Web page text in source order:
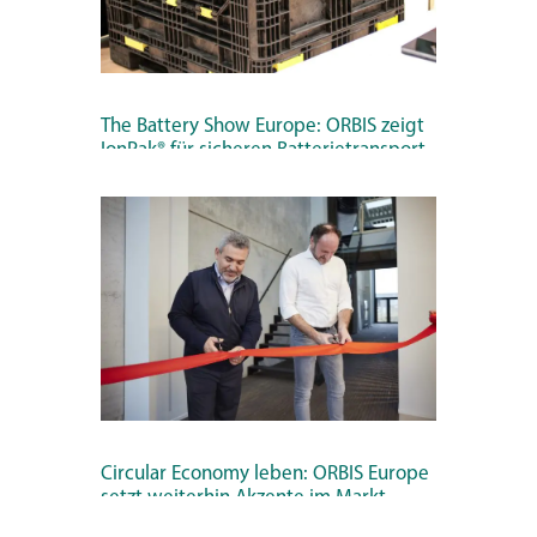
Mehr lesen
The Battery Show Europe: ORBIS zeigt
IonPak® für sicheren Batterietransport
Hürth bei Köln, 17. April 2023 – Der
Verpackungsspezialist ORBIS Europe zeigt
auf der Battery Show Europe (23.-25. Mai
in Stuttgart, Halle 10, Stand C94) seinen
Gefahrgutbehälter IonPak für den
sicheren Transport von Lithium-Ionen-
Mehr lesen
Circular Economy leben: ORBIS Europe
setzt weiterhin Akzente im Markt